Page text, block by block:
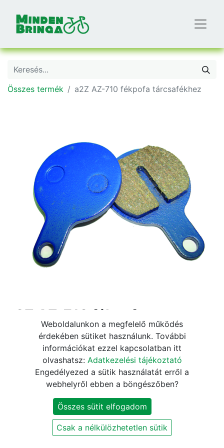
Összes termék a2Z AZ-710 fékpofa tárcsafékhez
a2Z AZ-710 fékpofa
tárcsafékhez
Ft 4.990Ft
KOSÁRBA
Szállítási és fizetési információk
Weboldalunkon a megfelelő működés
érdekében sütiket használunk. További
információkat ezzel kapcsolatban itt
olvashatsz: Adatkezelési tájékoztató
Engedélyezed a sütik használatát erről a
webhelyről ebben a böngészőben?
Összes sütit elfogadom
Csak a nélkülözhetetlen sütik